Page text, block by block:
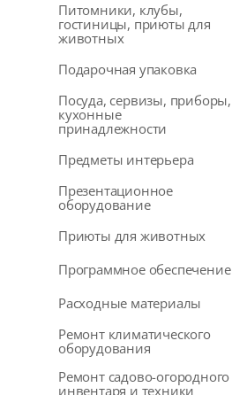
Питомники, клубы,
гостиницы, приюты для
животных
Подарочная упаковка
Посуда, сервизы, приборы,
кухонные
принадлежности
Предметы интерьера
Презентационное
оборудование
Приюты для животных
Программное обеспечение
Расходные материалы
Ремонт климатического
оборудования
Ремонт садово-огородного
инвентаря и техники